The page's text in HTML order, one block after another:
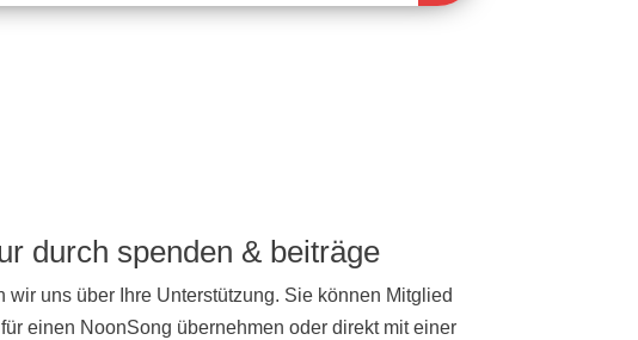
durch spenden & beiträge
uns über Ihre Unterstützung. Sie können Mitglied
einen NoonSong übernehmen oder direkt mit einer